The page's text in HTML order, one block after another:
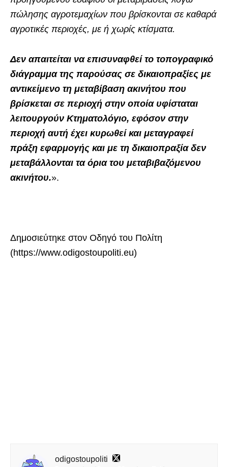
πώλησης αγροτεμαχίων που βρίσκονται σε καθαρά
αγροτικές περιοχές, με ή χωρίς κτίσματα.
Δεν απαιτείται να επισυναφθεί το τοπογραφικό
διάγραμμα της παρούσας σε δικαιοπραξίες με
αντικείμενο τη μεταβίβαση ακινήτου που
βρίσκεται σε περιοχή στην οποία υφίσταται
λειτουργούν Κτηματολόγιο, εφόσον στην
περιοχή αυτή έχει κυρωθεί και μεταγραφεί
πράξη εφαρμογής και με τη δικαιοπραξία δεν
μεταβάλλονται τα όρια του μεταβιβαζόμενου
ακινήτου.».
Δημοσιεύτηκε στον Οδηγό του Πολίτη
(https://www.odigostoupoliti.eu)
odigostoupoliti